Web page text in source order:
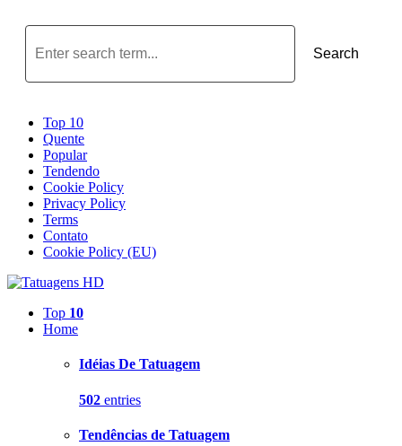
Search
Top 10
Quente
Popular
Tendendo
Cookie Policy
Privacy Policy
Terms
Contato
Cookie Policy (EU)
Top 10
Home
Idéias De Tatuagem
502 entries
Tendências de Tatuagem